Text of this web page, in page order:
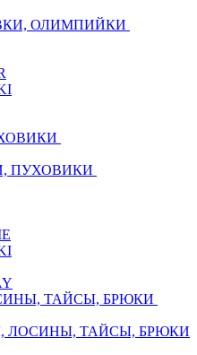
ОЛИМПИЙКИ
ПУХОВИКИ
ТАЙСЫ, БРЮКИ
ЛОСИНЫ, ТАЙСЫ, БРЮКИ